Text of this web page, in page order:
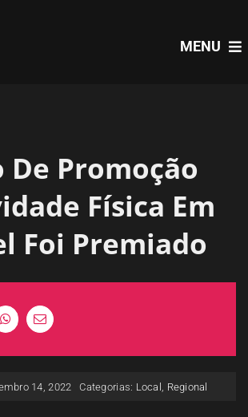
MENU
PROGRAMAS
NOTÍCIAS
De Promoção
Física Em
Foi Premiado
14, 2022 Categorias: Local Regional